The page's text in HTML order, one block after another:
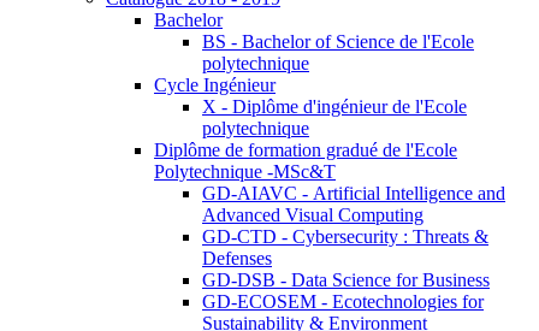
Bachelor
BS - Bachelor of Science de l'Ecole
polytechnique
Cycle Ingénieur
X - Diplôme d'ingénieur de l'Ecole
polytechnique
Diplôme de formation gradué de l'Ecole
Polytechnique -MSc&T
GD-AIAVC - Artificial Intelligence and
Advanced Visual Computing
GD-CTD - Cybersecurity : Threats &
Defenses
GD-DSB - Data Science for Business
GD-ECOSEM - Ecotechnologies for
Sustainability & Environment